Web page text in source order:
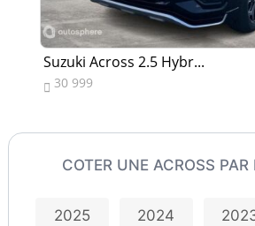
Suzuki Across 2.5 Hybr...
 30 999
COTER UNE ACROSS PAR
2025 2024